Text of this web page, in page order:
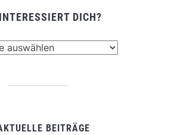
DICH?
BEITRÄGE